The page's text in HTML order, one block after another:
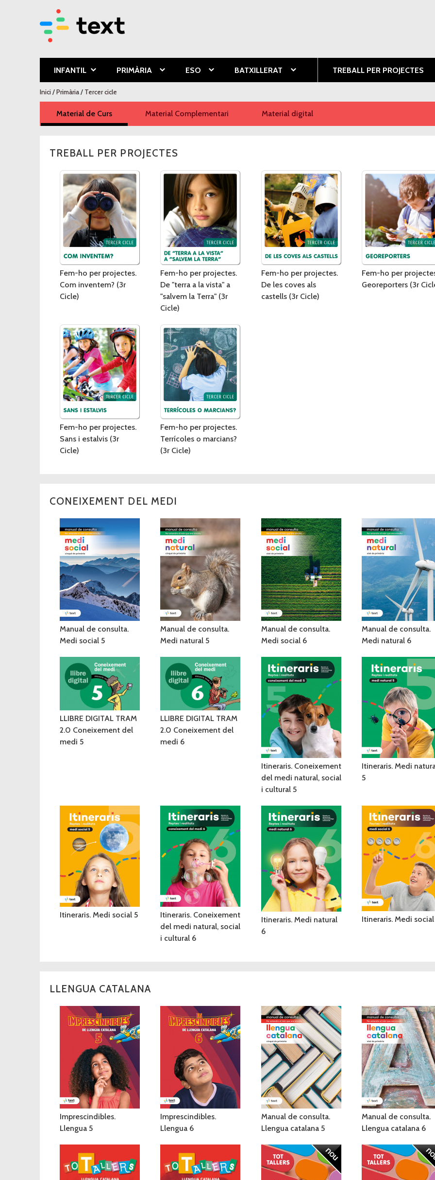
INFANTIL PRIMÀRIA ESO BATXILLERAT TREBALL PER PROJECTES
Esteu aquí
Inici/Primària/ Tercer cicle
Material de Curs (pestanya activa)Material Complementari Material digital
TREBALL PER PROJECTES
Fem-ho per projectes.
Com inventem? (3r
Cicle)
Fem-ho per projectes.
De "terra a la vista" a
"salvem la Terra" (3r
Cicle)
Fem-ho per projectes.
De les coves als
castells (3r Cicle)
Fem-ho per
Georeporters (3r
Fem-ho per projectes.
Sans i estalvis (3r
Cicle)
Fem-ho per projectes.
Terrícoles o marcians?
(3r Cicle)
CONEIXEMENT DEL MEDI
Manual de consulta.
Medi social 5
Manual de consulta.
Medi natural 5
Manual de consulta.
Medi social 6
Manual de consulta.
Medi natural 6
LLIBRE DIGITAL TRAM
2.0 Coneixement del
medi 5
LLIBRE DIGITAL TRAM
2.0 Coneixement del
medi 6
Itineraris. Coneixement
del medi natural, social
i cultural 5
Itineraris. Medi
5
Itineraris. Medi social 5
Itineraris. Coneixement
del medi natural, social
i cultural 6
Itineraris. Medi natural
6
Itineraris. Medi
LLENGUA CATALANA
Imprescindibles.
Llengua 5
Imprescindibles.
Llengua 6
Manual de consulta.
Llengua catalana 5
Manual de consulta.
Llengua catalana 6